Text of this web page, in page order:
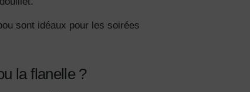
sont idéaux pour les soirées
la flanelle ?